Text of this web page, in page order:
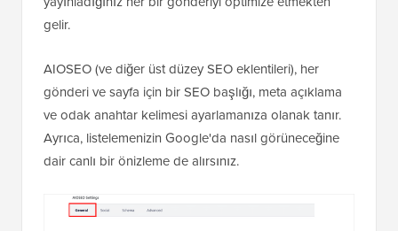
gelir.
AIOSEO (ve diğer üst düzey SEO eklentileri), her
gönderi ve sayfa için bir SEO başlığı, meta açıklama
ve odak anahtar kelimesi ayarlamanıza olanak tanır.
Ayrıca, listelemenizin Google'da nasıl görüneceğine
dair canlı bir önizleme de alırsınız.